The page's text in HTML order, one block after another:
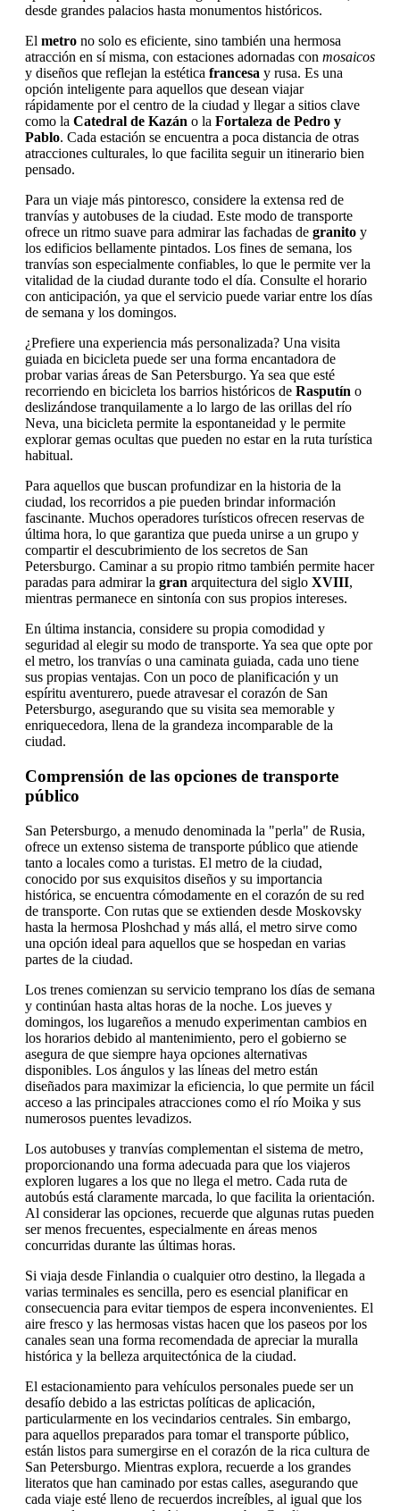
desde grandes palacios hasta monumentos históricos.
El metro no solo es eficiente, sino también una hermosa
atracción en sí misma, con estaciones adornadas con mosaicos
y diseños que reflejan la estética francesa y rusa. Es una
opción inteligente para aquellos que desean viajar
rápidamente por el centro de la ciudad y llegar a sitios clave
como la Catedral de Kazán o la Fortaleza de Pedro y
Pablo. Cada estación se encuentra a poca distancia de otras
atracciones culturales, lo que facilita seguir un itinerario bien
pensado.
Para un viaje más pintoresco, considere la extensa red de
tranvías y autobuses de la ciudad. Este modo de transporte
ofrece un ritmo suave para admirar las fachadas de granito y
los edificios bellamente pintados. Los fines de semana, los
tranvías son especialmente confiables, lo que le permite ver la
vitalidad de la ciudad durante todo el día. Consulte el horario
con anticipación, ya que el servicio puede variar entre los días
de semana y los domingos.
¿Prefiere una experiencia más personalizada? Una visita
guiada en bicicleta puede ser una forma encantadora de
probar varias áreas de San Petersburgo. Ya sea que esté
recorriendo en bicicleta los barrios históricos de Rasputín o
deslizándose tranquilamente a lo largo de las orillas del río
Neva, una bicicleta permite la espontaneidad y le permite
explorar gemas ocultas que pueden no estar en la ruta turística
habitual.
Para aquellos que buscan profundizar en la historia de la
ciudad, los recorridos a pie pueden brindar información
fascinante. Muchos operadores turísticos ofrecen reservas de
última hora, lo que garantiza que pueda unirse a un grupo y
compartir el descubrimiento de los secretos de San
Petersburgo. Caminar a su propio ritmo también permite hacer
paradas para admirar la gran arquitectura del siglo XVIII,
mientras permanece en sintonía con sus propios intereses.
En última instancia, considere su propia comodidad y
seguridad al elegir su modo de transporte. Ya sea que opte por
el metro, los tranvías o una caminata guiada, cada uno tiene
sus propias ventajas. Con un poco de planificación y un
espíritu aventurero, puede atravesar el corazón de San
Petersburgo, asegurando que su visita sea memorable y
enriquecedora, llena de la grandeza incomparable de la
ciudad.
Comprensión de las opciones de transporte
público
San Petersburgo, a menudo denominada la "perla" de Rusia,
ofrece un extenso sistema de transporte público que atiende
tanto a locales como a turistas. El metro de la ciudad,
conocido por sus exquisitos diseños y su importancia
histórica, se encuentra cómodamente en el corazón de su red
de transporte. Con rutas que se extienden desde Moskovsky
hasta la hermosa Ploshchad y más allá, el metro sirve como
una opción ideal para aquellos que se hospedan en varias
partes de la ciudad.
Los trenes comienzan su servicio temprano los días de semana
y continúan hasta altas horas de la noche. Los jueves y
domingos, los lugareños a menudo experimentan cambios en
los horarios debido al mantenimiento, pero el gobierno se
asegura de que siempre haya opciones alternativas
disponibles. Los ángulos y las líneas del metro están
diseñados para maximizar la eficiencia, lo que permite un fácil
acceso a las principales atracciones como el río Moika y sus
numerosos puentes levadizos.
Los autobuses y tranvías complementan el sistema de metro,
proporcionando una forma adecuada para que los viajeros
exploren lugares a los que no llega el metro. Cada ruta de
autobús está claramente marcada, lo que facilita la orientación.
Al considerar las opciones, recuerde que algunas rutas pueden
ser menos frecuentes, especialmente en áreas menos
concurridas durante las últimas horas.
Si viaja desde Finlandia o cualquier otro destino, la llegada a
varias terminales es sencilla, pero es esencial planificar en
consecuencia para evitar tiempos de espera inconvenientes. El
aire fresco y las hermosas vistas hacen que los paseos por los
canales sean una forma recomendada de apreciar la muralla
histórica y la belleza arquitectónica de la ciudad.
El estacionamiento para vehículos personales puede ser un
desafío debido a las estrictas políticas de aplicación,
particularmente en los vecindarios centrales. Sin embargo,
para aquellos preparados para tomar el transporte público,
están listos para sumergirse en el corazón de la rica cultura de
San Petersburgo. Mientras explora, recuerde a los grandes
literatos que han caminado por estas calles, asegurando que
cada viaje esté lleno de recuerdos increíbles, al igual que los